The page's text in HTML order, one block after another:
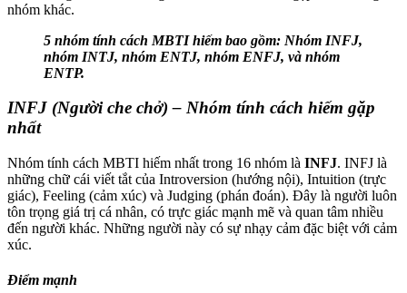
nhóm khác.
5 nhóm tính cách MBTI hiếm bao gồm: Nhóm INFJ,
nhóm INTJ, nhóm ENTJ, nhóm ENFJ, và nhóm
ENTP.
INFJ (Người che chở) – Nhóm tính cách hiếm gặp
nhất
Nhóm tính cách MBTI hiếm nhất trong 16 nhóm là INFJ. INFJ là
những chữ cái viết tắt của Introversion (hướng nội), Intuition (trực
giác), Feeling (cảm xúc) và Judging (phán đoán). Đây là người luôn
tôn trọng giá trị cá nhân, có trực giác mạnh mẽ và quan tâm nhiều
đến người khác. Những người này có sự nhạy cảm đặc biệt với cảm
xúc.
Điểm mạnh